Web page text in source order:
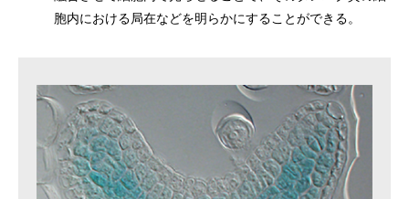
胞内における局在などを明らかにすることができる。